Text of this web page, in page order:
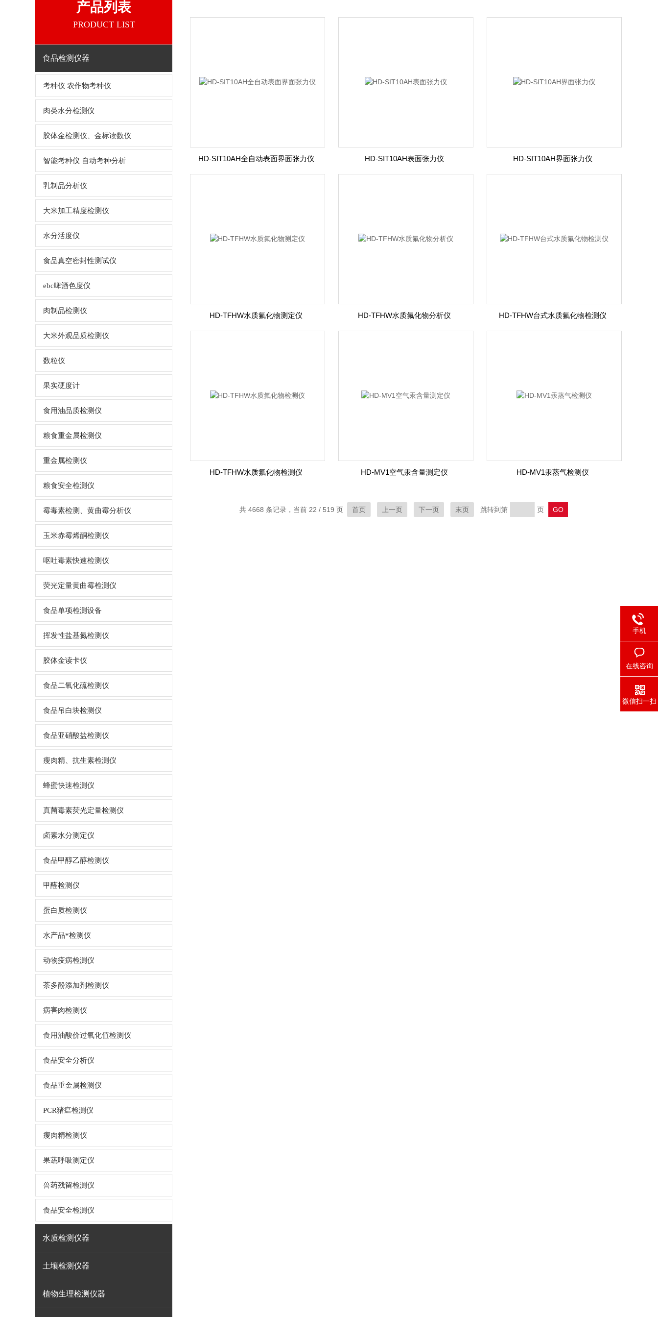
产品列表
PRODUCT LIST
食品检测仪器
考种仪 农作物考种仪
肉类水分检测仪
胶体金检测仪、金标读数仪
智能考种仪 自动考种分析
乳制品分析仪
大米加工精度检测仪
水分活度仪
食品真空密封性测试仪
ebc啤酒色度仪
肉制品检测仪
大米外观品质检测仪
数粒仪
果实硬度计
食用油品质检测仪
粮食重金属检测仪
重金属检测仪
粮食安全检测仪
霉毒素检测、黄曲霉分析仪
玉米赤霉烯酮检测仪
呕吐毒素快速检测仪
荧光定量黄曲霉检测仪
食品单项检测设备
挥发性盐基氮检测仪
胶体金读卡仪
食品二氧化硫检测仪
食品吊白块检测仪
食品亚硝酸盐检测仪
瘦肉精、抗生素检测仪
蜂蜜快速检测仪
真菌毒素荧光定量检测仪
卤素水分测定仪
食品甲醇乙醇检测仪
甲醛检测仪
蛋白质检测仪
水产品*检测仪
动物疫病检测仪
茶多酚添加剂检测仪
病害肉检测仪
食用油酸价过氧化值检测仪
食品安全分析仪
食品重金属检测仪
PCR猪瘟检测仪
瘦肉精检测仪
果蔬呼吸测定仪
兽药残留检测仪
食品安全检测仪
水质检测仪器
土壤检测仪器
植物生理检测仪器
HD-SIT10AH全自动表面界面张力仪 HD-SIT10AH表面张力仪 HD-SIT10AH界面张力仪
HD-TFHW水质氟化物测定仪 HD-TFHW水质氟化物分析仪 HD-TFHW台式水质氟化物检测仪
HD-TFHW水质氟化物检测仪 HD-MV1空气汞含量测定仪 HD-MV1汞蒸气检测仪
共 4668 条记录，当前 22 / 519 页 首页 上一页 下一页 末页 跳转到第 页
手机
在线咨询
微信扫一扫